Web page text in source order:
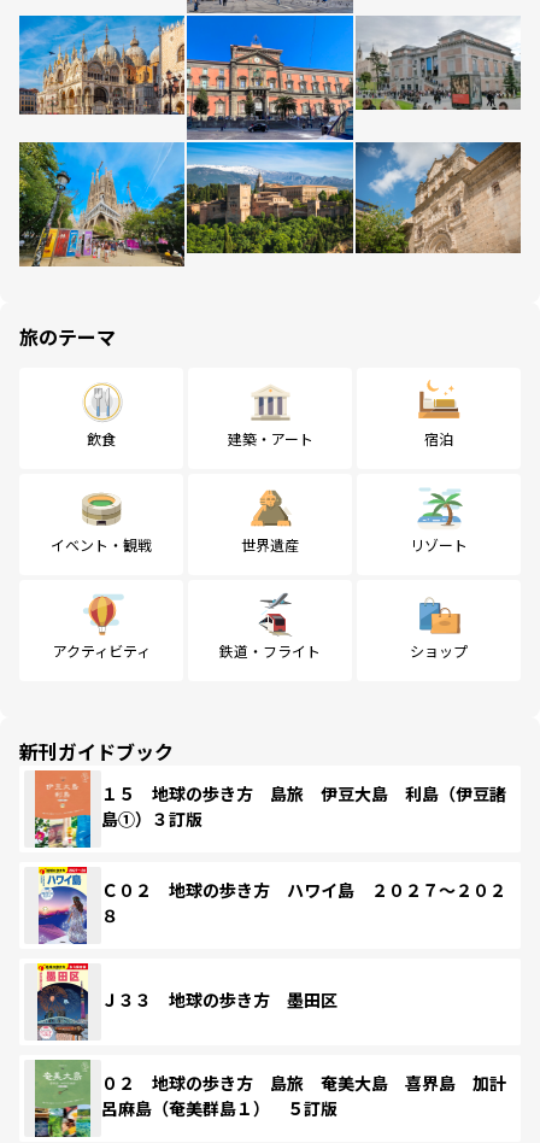
旅のテーマ
飲食 建築・アート 宿泊
イベント・観戦 世界遺産 リゾート
アクティビティ 鉄道・フライト ショップ
新刊ガイドブック
１５ 地球の歩き方 島旅 伊豆大島 利島（伊豆諸
島①）３訂版
Ｃ０２ 地球の歩き方 ハワイ島 ２０２７～２０２
８
Ｊ３３ 地球の歩き方 墨田区
０２ 地球の歩き方 島旅 奄美大島 喜界島 加計
呂麻島（奄美群島１） ５訂版